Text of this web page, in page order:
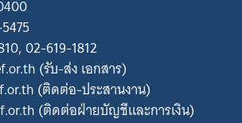
02-619-1812
(รับ-ส่ง เอกสาร)
(ติดต่อ-ประสานงาน)
(ติดต่อฝ่ายบัญชีและการเงิน)